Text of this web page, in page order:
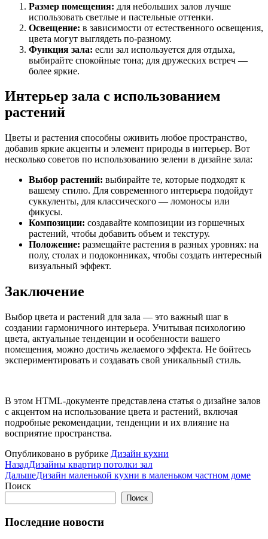
Размер помещения: для небольших залов лучше
использовать светлые и пастельные оттенки.
Освещение: в зависимости от естественного освещения,
цвета могут выглядеть по-разному.
Функция зала: если зал используется для отдыха,
выбирайте спокойные тона; для дружеских встреч —
более яркие.
Интерьер зала с использованием
растений
Цветы и растения способны оживить любое пространство,
добавив яркие акценты и элемент природы в интерьер. Вот
несколько советов по использованию зелени в дизайне зала:
Выбор растений: выбирайте те, которые подходят к
вашему стилю. Для современного интерьера подойдут
суккуленты, для классического — ломоносы или
фикусы.
Композиции: создавайте композиции из горшечных
растений, чтобы добавить объем и текстуру.
Положение: размещайте растения в разных уровнях: на
полу, столах и подоконниках, чтобы создать интересный
визуальный эффект.
Заключение
Выбор цвета и растений для зала — это важный шаг в
создании гармоничного интерьера. Учитывая психологию
цвета, актуальные тенденции и особенности вашего
помещения, можно достичь желаемого эффекта. Не бойтесь
экспериментировать и создавать свой уникальный стиль.
В этом HTML-документе представлена статья о дизайне залов
с акцентом на использование цвета и растений, включая
подробные рекомендации, тенденции и их влияние на
восприятие пространства.
Опубликовано в рубрике Дизайн кухни
НазадДизайны квартир потолки зал
ДальшеДизайн маленькой кухни в маленьком частном доме
Поиск
Поиск
Последние новости